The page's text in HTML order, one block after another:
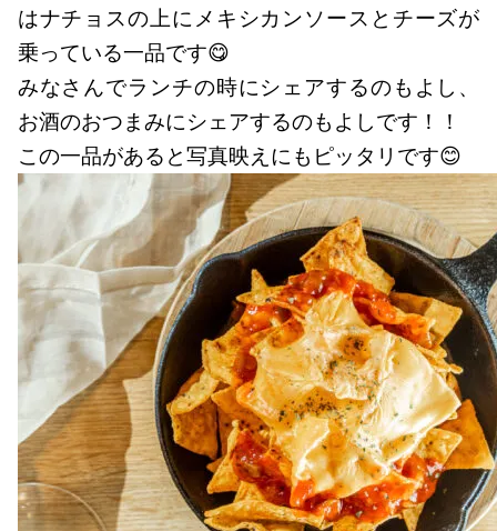
はナチョスの上にメキシカンソースとチーズが
乗っている一品です😋
みなさんでランチの時にシェアするのもよし、
お酒のおつまみにシェアするのもよしです！！
この一品があると写真映えにもピッタリです😊